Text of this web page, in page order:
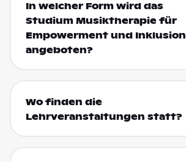
In welcher Form wird das
Studium Musiktherapie für
Empowerment und Inklusion
angeboten?
Wo finden die
Lehrveranstaltungen statt?